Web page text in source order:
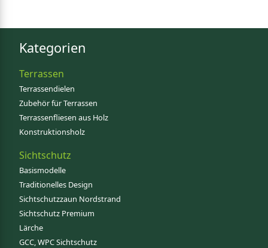
Kategorien
Terrassen
Terrassendielen
Zubehör für Terrassen
Terrassenfliesen aus Holz
Konstruktionsholz
Sichtschutz
Basismodelle
Traditionelles Design
Sichtschutzzaun Nordstrand
Sichtschutz Premium
Lärche
GCC, WPC Sichtschutz